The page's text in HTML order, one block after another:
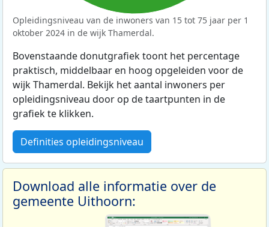
Opleidingsniveau van de inwoners van 15 tot 75 jaar per 1
oktober 2024 in de wijk Thamerdal.
Bovenstaande donutgrafiek toont het percentage
praktisch, middelbaar en hoog opgeleiden voor de
wijk Thamerdal. Bekijk het aantal inwoners per
opleidingsniveau door op de taartpunten in de
grafiek te klikken.
Definities opleidingsniveau
Download alle informatie over de
gemeente Uithoorn: